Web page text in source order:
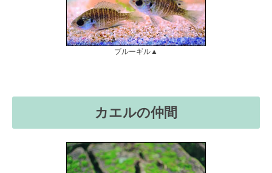
ブルーギル▲
カエルの仲間